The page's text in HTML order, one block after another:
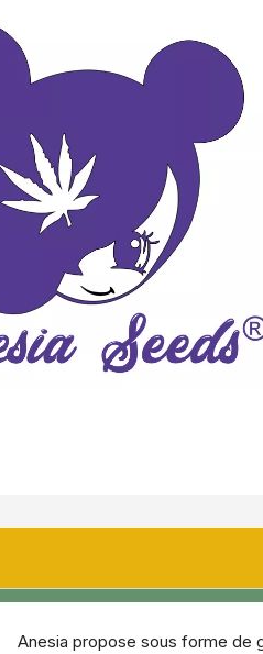
Anesia propose sous forme de